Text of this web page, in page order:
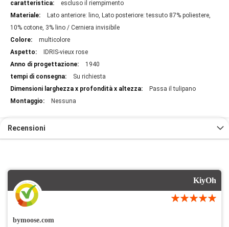
escluso il riempimento
Lato anteriore: lino, Lato posteriore: tessuto 87% poliestere,
10% cotone, 3% lino / Cerniera invisibile
multicolore
IDRIS-vieux rose
1940
Su richiesta
Passa il tulipano
Nessuna
Recensioni
KiyOh
bymoose.com